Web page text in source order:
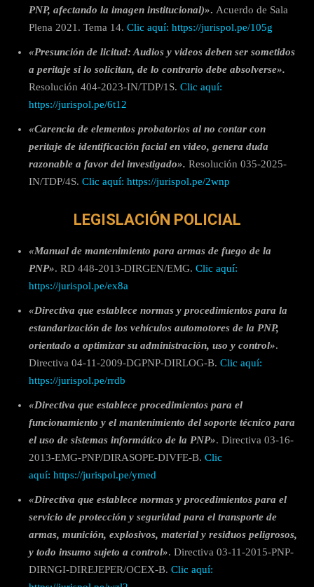
PNP, afectando la imagen institucional)». Acuerdo de Sala
Plena 2021. Tema 14. Clic aquí: https://jurispol.pe/105g
«Presunción de licitud: Audios y videos deben ser sometidos
a peritaje si lo solicitan, de lo contrario debe absolverse».
Resolución 404-2023-IN/TDP/1S. Clic aquí:
https://jurispol.pe/6t12
«Carencia de elementos probatorios al no contar con
peritaje de identificación facial en video, genera duda
razonable a favor del investigado». Resolución 035-2025-
IN/TDP/4S. Clic aquí: https://jurispol.pe/2wnp
LEGISLACIÓN POLICIAL
«Manual de mantenimiento para armas de fuego de la
PNP». RD 448-2013-DIRGEN/EMG. Clic aquí:
https://jurispol.pe/ex8a
«Directiva que establece normas y procedimientos para la
estandarización de los vehículos automotores de la PNP,
orientado a optimizar su administración, uso y control».
Directiva 04-11-2009-DGPNP-DIRLOG-B. Clic aquí:
https://jurispol.pe/rrdb
«Directiva que establece procedimientos para el
funcionamiento y el mantenimiento del soporte técnico para
el uso de sistemas informático de la PNP». Directiva 03-16-
2013-EMG-PNP/DIRASOPE-DIVFE-B. Clic
aquí: https://jurispol.pe/ymed
«Directiva que establece normas y procedimientos para el
servicio de protección y seguridad para el transporte de
armas, munición, explosivos, material y residuos peligrosos,
y todo insumo sujeto a control». Directiva 03-11-2015-PNP-
DIRNGI-DIREJEPER/OCEX-B. Clic aquí: